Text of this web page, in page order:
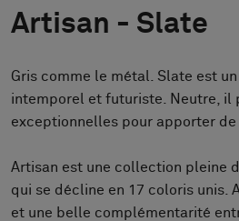
Durabilité
Installation
Entretien
Nos collaborations
Artisan - Slate
Gris comme le métal. Slate est
intemporel et futuriste. Neutre, il
exceptionnelles pour apporter de
Artisan est une collection pleine
qui se décline en 17 coloris unis.
et une belle complémentarité